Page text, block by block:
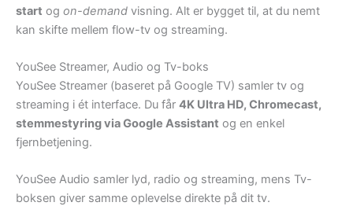
start og on-demand visning. Alt er bygget til, at du nemt
kan skifte mellem flow-tv og streaming.
YouSee Streamer, Audio og Tv-boks
YouSee Streamer (baseret på Google TV) samler tv og
streaming i ét interface. Du får 4K Ultra HD, Chromecast,
stemmestyring via Google Assistant og en enkel
fjernbetjening.
YouSee Audio samler lyd, radio og streaming, mens Tv-
boksen giver samme oplevelse direkte på dit tv.